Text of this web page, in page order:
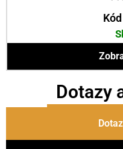
Dotazy